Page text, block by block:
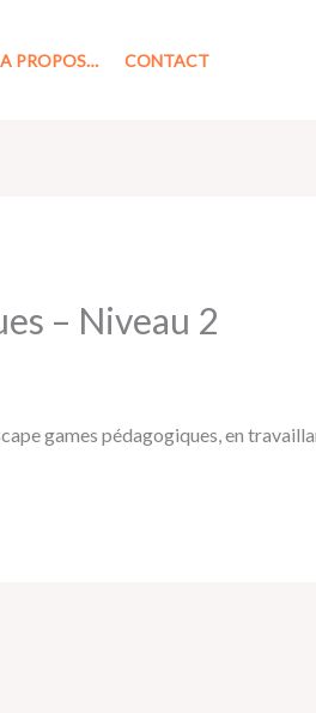
A PROPOS… CONTACT
– Niveau 2
games pédagogiques, en